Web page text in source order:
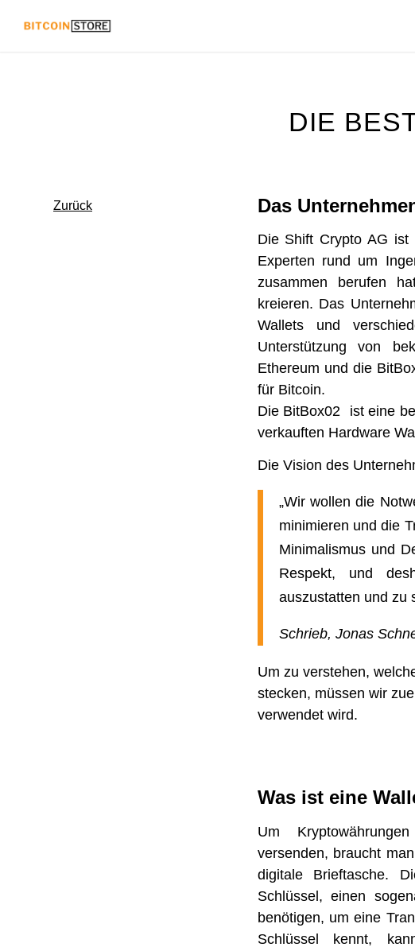
DIE
Zurück Das
Die Shift Crypto AG ist
Experten rund um
zusammen berufen
kreieren. Das
Wallets und
Unterstützung von
Ethereum und die
für Bitcoin.
Die BitBox02 ist eine
verkauften Hardware
Die Vision des
„Wir wollen die
minimieren und die
Minimalismus und
Respekt, und
auszustatten und zu
Schrieb, Jonas
Um zu verstehen,
stecken, müssen wir
verwendet wird.
Was ist eine
Um
versenden, braucht
digitale Brieftasche.
Schlüssel, einen
benötigen, um eine
Schlüssel kennt,